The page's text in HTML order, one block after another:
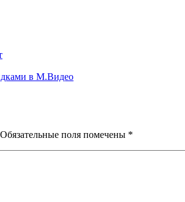
в М.Видео
Обязательные поля помечены *